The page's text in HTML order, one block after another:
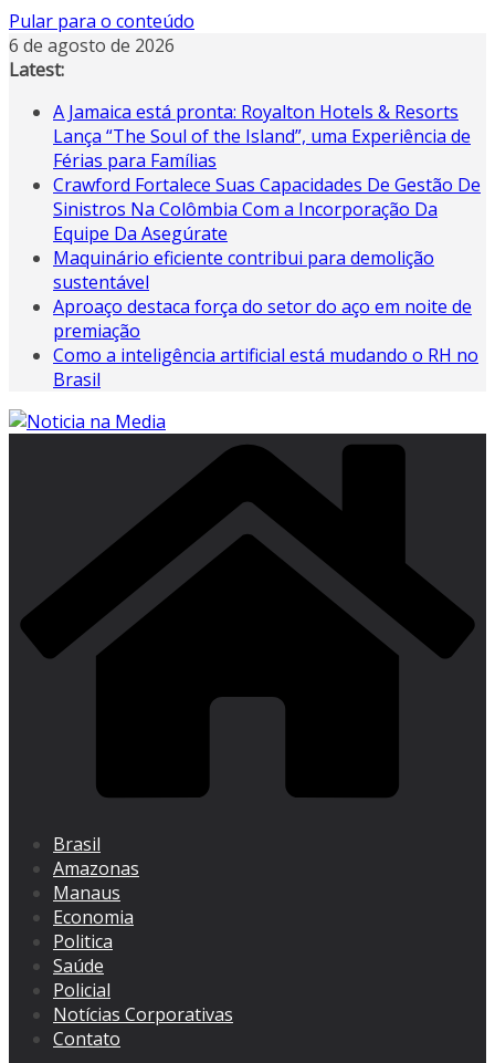
Pular para o conteúdo
6 de agosto de 2026
Latest:
A Jamaica está pronta: Royalton Hotels & Resorts
Lança “The Soul of the Island”, uma Experiência de
Férias para Famílias
Crawford Fortalece Suas Capacidades De Gestão De
Sinistros Na Colômbia Com a Incorporação Da
Equipe Da Asegúrate
Maquinário eficiente contribui para demolição
sustentável
Aproaço destaca força do setor do aço em noite de
premiação
Como a inteligência artificial está mudando o RH no
Brasil
Brasil
Amazonas
Manaus
Economia
Politica
Saúde
Policial
Notícias Corporativas
Contato